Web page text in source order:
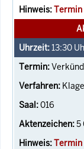
Termin
13:30
016
5
Termin